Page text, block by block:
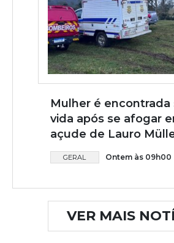
Mulher é encontrada
vida após se afogar
açude de Lauro
GERAL Ontem às 09h00
VER MAIS